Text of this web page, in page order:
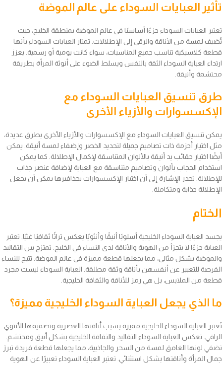
تأثير العبايات السوداء على عالم الموضة
تعتبر العبايات السوداء جزءًا أساسيًا في عالم الموضة بمنطقة الخليج، حيث
تُضيف لمسة من الأناقة والرقي إلى الإطلالات. تمتاز العبايات السوداء بأنها
قطعة كلاسيكية تناسب جميع المناسبات، سواء كانت يومية أو رسمية. يعزز
ارتداء العباية السوداء الثقة بالنفس ويسلط الضوء على أنوثة المرأة بطريقة
محتشمة وأنيقة.
طرق تنسيق العبايات السوداء مع
الإكسسوارات والأزياء الأخرى
يمكن تنسيق العبايات السوداء مع الإكسسوارات والأزياء الأخرى بطرق عديدة،
مثل اختيار أحزمة ذات تصاميم جميلة لتحديد الخصر وإضفاء لمسة أنيقة. يمكن
أيضًا اختيار حقائب يد أنيقة بالألوان المتناسقة لإكمال الإطلالة. كما يمكن
استخدام الحجاب بألوان وتصاميم متناسقة مع العباية لإضافة عنصر جذاب
للإطلالة. تجدر الإشارة إلى أن اختيار الإكسسوارات بحذافيرها يمكن أن يجعل
الإطلالة جذابة ومتكاملة.
الختام
يجسد العباية السوداء الخليجية أسلوبًا أنيقًا وأنثويًا يعكس تراثًا ثقافيًا غنيًا. تعتبر
العباية جزءًا لا يتجزأ من الهوية والأناقة لدى النساء في الخليج. تمتزج بين التقاليد
والموضة بشكل مثالي، مما يجعلها قطعة مميزة في عالم الموضة. تتيح للنساء
الفرصة للتعبير عن أنفسهن بأناقة وثقة مطلقة. العباية السوداء ليست مجرد
قطعة من الملابس، بل هي رمز للأناقة والثقافة الخليجية.
ما الذي يجعل العباية السوداء الخليجية مميزة؟
تُعتبر العباية السوداء الخليجية مميزة بسبب أناقتها العصرية وتصميمها الأنثوي
الراقي. تعكس العباية السوداء التقاليد والثقافة الخليجية بشكل أنيق ومحتشم.
تضفي لونها الغامق لمسة من السحر والجاذبية، مما يجعلها قطعة فريدة تبرز
جمال المرأة وأناقتها بشكل استثنائي. تعتبر العباية السوداء تعبيرًا عن الهوية